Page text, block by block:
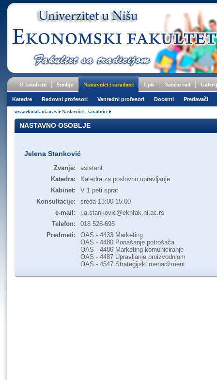
O fakultetu Studije Nastavnici i saradnici Upis Naučni rad
Katedre Redovni profesori Vanredni profesori Docenti Predavači
www.eknfak.ni.ac.rs Nastavnici i saradnici
NASTAVNO OSOBLJE
Jelena Stanković
Zvanje:
asistent
Katedra:
Katedra za poslovno upravljanje
Kabinet:
V 1 peti sprat
Konsultacije:
sreda 13:00-15:00
e-mail:
j.a.stankovic@eknfak.ni.ac.rs
Telefon:
018 528-695
Predmeti:
OAS - 4433 Marketing
OAS - 4480 Ponašanje potrošača
OAS - 4486 Marketing komuniciranje
OAS - 4487 Upravljanje proizvodnjom
OAS - 4547 Strategijski menadžment